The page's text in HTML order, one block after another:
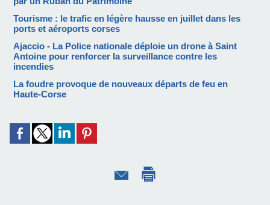
Tourisme : le trafic en légère hausse en juillet dans les
ports et aéroports corses
Ajaccio - La Police nationale déploie un drone à Saint
Antoine pour renforcer la surveillance contre les
incendies
La foudre provoque de nouveaux départs de feu en
Haute-Corse